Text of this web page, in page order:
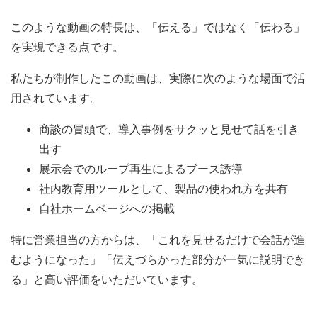
このような動画の特長は、「伝える」ではなく「伝わる」
を実現できる点です。
私たちが制作したこの動画は、実際に次のような場面で活
用されています。
商談の冒頭で、導入事例をサクッと見せて話を引き
出す
展示会でのループ再生によるブース誘導
社内教育用ツールとして、製品の使われ方を共有
自社ホームページへの掲載
特に営業担当の方からは、「これを見せるだけで会話が進
むようになった」「伝えづらかった部分が一気に説明でき
る」と高い評価をいただいています。